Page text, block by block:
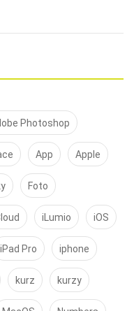
Photoshop
App Apple
Foto
iLumio iOS
iPad Pro iphone
kurz kurzy